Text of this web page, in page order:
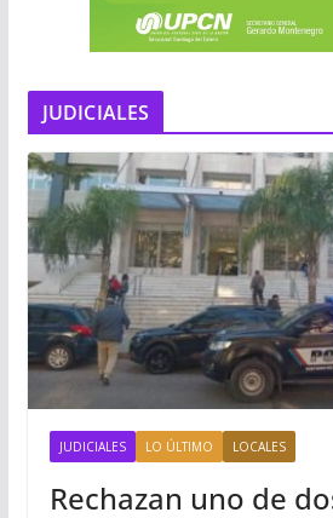
JUDICIALES
JUDICIALES LO ÚLTIMO LOCALES
Rechazan uno de